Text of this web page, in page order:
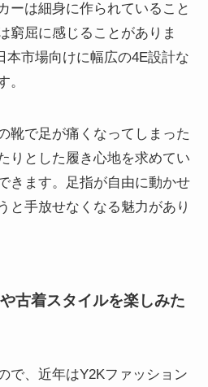
ーは細身に作られていること
窮屈に感じることがありま
本市場向けに幅広の4E設計な
。
靴で足が痛くなってしまった
りとした履き心地を求めてい
きます。足指が自由に動かせ
と手放せなくなる魅力があり
古着スタイルを楽しみた
で、近年はY2Kファッション